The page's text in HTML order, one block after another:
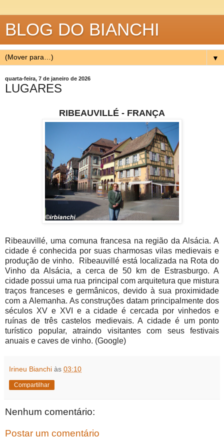
BLOG DO BIANCHI
▼
quarta-feira, 7 de janeiro de 2026
LUGARES
RIBEAUVILLÉ - FRANÇA
Ribeauvillé, uma comuna francesa na região da Alsácia. A
cidade é conhecida por suas charmosas vilas medievais e
produção de vinho. Ribeauvillé está localizada na Rota do
Vinho da Alsácia, a cerca de 50 km de Estrasburgo. A
cidade possui uma rua principal com arquitetura que mistura
traços franceses e germânicos, devido à sua proximidade
com a Alemanha. As construções datam principalmente dos
séculos XV e XVI e a cidade é cercada por vinhedos e
ruínas de três castelos medievais. A cidade é um ponto
turístico popular, atraindo visitantes com seus festivais
anuais e caves de vinho. (Google)
Irineu Bianchi às 03:10
Compartilhar
Nenhum comentário:
Postar um comentário